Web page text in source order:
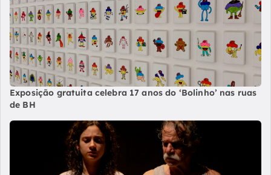
Exposição gratuita celebra 17 anos do ‘Bolinho’ nas ruas
de BH